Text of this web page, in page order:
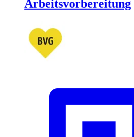
Arbeitsvorbereitung